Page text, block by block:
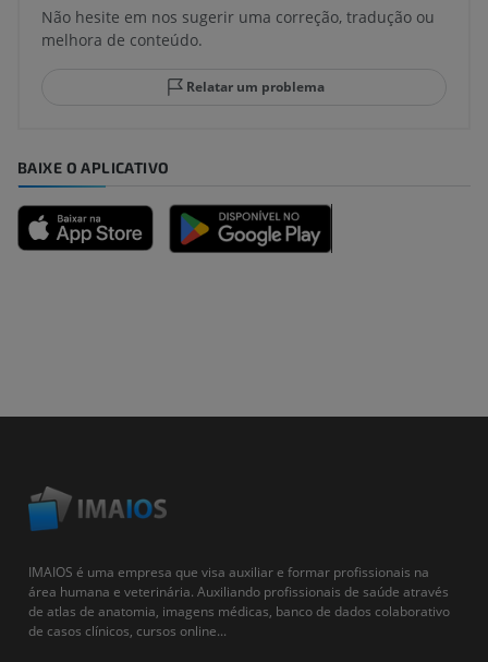
Não hesite em nos sugerir uma correção, tradução ou
melhora de conteúdo.
Relatar um problema
BAIXE O APLICATIVO
IMAIOS é uma empresa que visa auxiliar e formar profissionais na
área humana e veterinária. Auxiliando profissionais de saúde através
de atlas de anatomia, imagens médicas, banco de dados colaborativo
de casos clínicos, cursos online...